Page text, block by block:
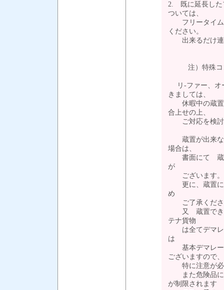
2. 既に延長した
ついては、
フリータイム
ください。
出来るだけ連
注）特殊コン
リ-ファー、オ
きましては、
休暇中の蔵置
合上せの上、
ご対応を検討
蔵置が出来な
場合は、
書面にて 蔵置
が
ございます。
更に、蔵置に
め
ご了承くださ
又 蔵置できる
テナ貨物
は全てデマレ
は
基本デマレー
ございますので、
特に注意が必
また危険品に
が制限されます